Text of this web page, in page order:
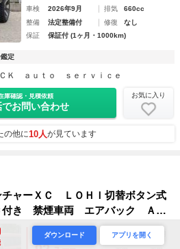
車検
2026年9月 排気
660cc
整備
法定整備付 修復
なし
保証
保証付 (1ヶ月・1000km)
定
ＣＫ ａｕｔｏ ｓｅｒｖｉｃｅ
庫確認・見積依頼
お問い合わせ
お気に入り
の他に10人が見ています
ャーＸＣ ＬＯＨＩ切替ボタン式
き 禁煙車両 エアバック Ａ
キーレスキー ターボ パワーウ
ング ＡＢＳ 電動格納ミラー
支払総額 (税込) 本体価格 諸費用
ダウンロード アプリを開く